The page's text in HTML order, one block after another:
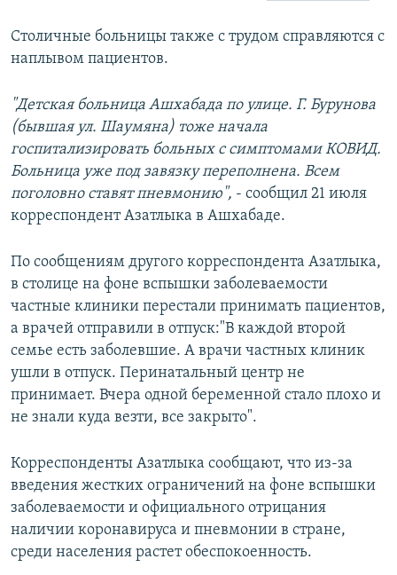
Столичные больницы также с трудом справляются с
наплывом пациентов.
"Детская больница Ашхабада по улице. Г. Бурунова
(бывшая ул. Шаумяна) тоже начала
госпитализировать больных с симптомами КОВИД.
Больница уже под завязку переполнена. Всем
поголовно ставят пневмонию", - сообщил 21 июля
корреспондент Азатлыка в Ашхабаде.
По сообщениям другого корреспондента Азатлыка,
в столице на фоне вспышки заболеваемости
частные клиники перестали принимать пациентов,
а врачей отправили в отпуск:"В каждой второй
семье есть заболевшие. А врачи частных клиник
ушли в отпуск. Перинатальный центр не
принимает. Вчера одной беременной стало плохо и
не знали куда везти, все закрыто".
Корреспонденты Азатлыка сообщают, что из-за
введения жестких ограничений на фоне вспышки
заболеваемости и официального отрицания
наличии коронавируса и пневмонии в стране,
среди населения растет обеспокоенность.